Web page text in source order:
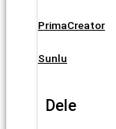
PrimaCreator
Sunlu
Dele